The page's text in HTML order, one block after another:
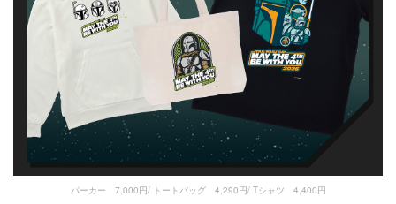
パーカー 7,000円/ トートバッグ 4,290円/ Tシャツ 4,400円